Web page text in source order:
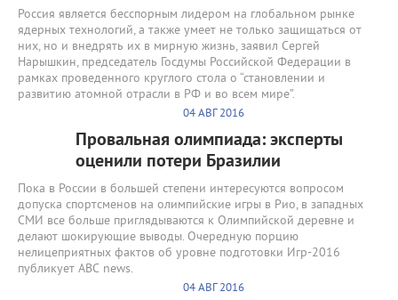
Россия является бесспорным лидером на глобальном рынке
ядерных технологий, а также умеет не только защищаться от
них, но и внедрять их в мирную жизнь, заявил Сергей
Нарышкин, председатель Госдумы Российской Федерации в
рамках проведенного круглого стола о “становлении и
развитию атомной отрасли в РФ и во всем мире”.
04 АВГ 2016
Провальная олимпиада: эксперты
оценили потери Бразилии
Пока в России в большей степени интересуются вопросом
допуска спортсменов на олимпийские игры в Рио, в западных
СМИ все больше приглядываются к Олимпийской деревне и
делают шокирующие выводы. Очередную порцию
нелицеприятных фактов об уровне подготовки Игр-2016
публикует ABC news.
04 АВГ 2016